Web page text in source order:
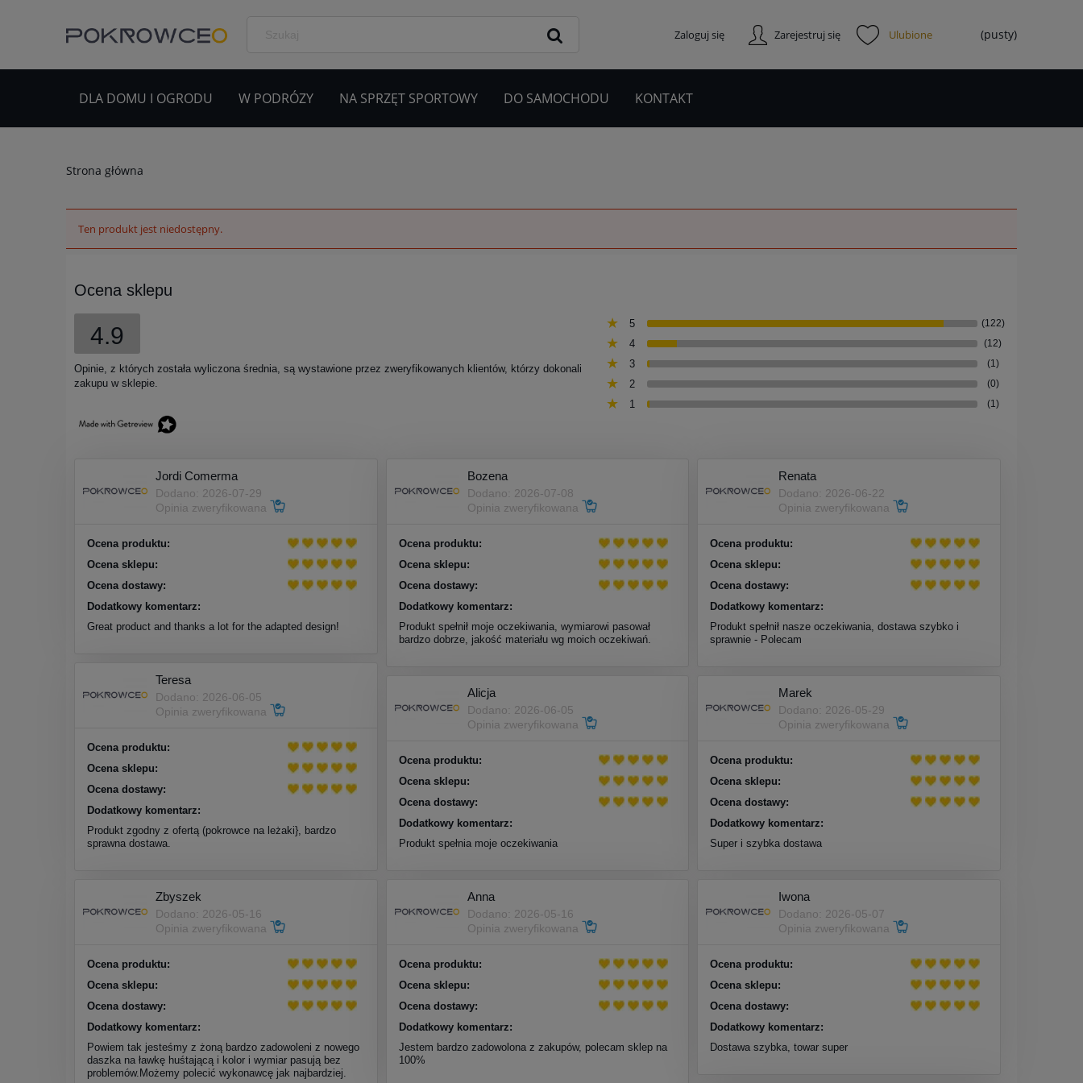
Zarejestruj się
Zaloguj się (pusty)
DLA DOMU I OGRODU W PODRÓZY NA SPRZĘT SPORTOWY DO SAMOCHODU KONTAKT
Strona główna
Ten produkt jest niedostępny.
Ocena sklepu
4.9
Opinie, z których została wyliczona średnia, są wystawione przez zweryfikowanych klientów, którzy dokonali
zakupu w sklepie.
5 (122)
4 (12)
3 (1)
2 (0)
1 (1)
Jordi Comerma
Dodano: 2026-07-29
Opinia zweryfikowana
Ocena produktu:
Ocena sklepu:
Ocena dostawy:
Dodatkowy komentarz:
Great product and thanks a lot for the adapted design!
Bozena
Dodano: 2026-07-08
Opinia zweryfikowana
Ocena produktu:
Ocena sklepu:
Ocena dostawy:
Dodatkowy komentarz:
Produkt spełnił moje oczekiwania, wymiarowi pasował
bardzo dobrze, jakość materiału wg moich oczekiwań.
Renata
Dodano: 2026-06-22
Opinia zweryfikowana
Ocena produktu:
Ocena sklepu:
Ocena dostawy:
Dodatkowy komentarz:
Produkt spełnił nasze oczekiwania, dostawa szybko i
sprawnie - Polecam
Teresa
Dodano: 2026-06-05
Opinia zweryfikowana
Ocena produktu:
Ocena sklepu:
Ocena dostawy:
Dodatkowy komentarz:
Produkt zgodny z ofertą (pokrowce na leżaki}, bardzo
sprawna dostawa.
Alicja
Dodano: 2026-06-05
Opinia zweryfikowana
Ocena produktu:
Ocena sklepu:
Ocena dostawy:
Dodatkowy komentarz:
Produkt spełnia moje oczekiwania
Marek
Dodano: 2026-05-29
Opinia zweryfikowana
Ocena produktu:
Ocena sklepu:
Ocena dostawy:
Dodatkowy komentarz:
Super i szybka dostawa
Zbyszek
Dodano: 2026-05-16
Opinia zweryfikowana
Ocena produktu:
Ocena sklepu:
Ocena dostawy:
Dodatkowy komentarz:
Powiem tak jesteśmy z żoną bardzo zadowoleni z nowego
daszka na ławkę huśtającą i kolor i wymiar pasują bez
problemów.Możemy polecić wykonawcę jak najbardziej.
Anna
Dodano: 2026-05-16
Opinia zweryfikowana
Ocena produktu:
Ocena sklepu:
Ocena dostawy:
Dodatkowy komentarz:
Jestem bardzo zadowolona z zakupów, polecam sklep na
100%
Iwona
Dodano: 2026-05-07
Opinia zweryfikowana
Ocena produktu:
Ocena sklepu:
Ocena dostawy:
Dodatkowy komentarz:
Dostawa szybka, towar super